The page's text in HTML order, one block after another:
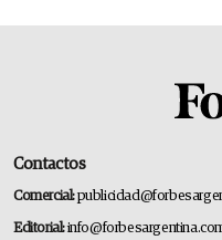
Contactos
Comercial:
Editorial: